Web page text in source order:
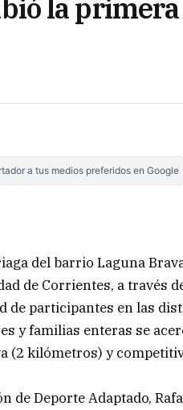
la primera
a tus medios preferidos en Google
del barrio Laguna
de Corrientes, a través
de participantes en las
y familias enteras se
(2 kilómetros) y
de Deporte Adaptado,